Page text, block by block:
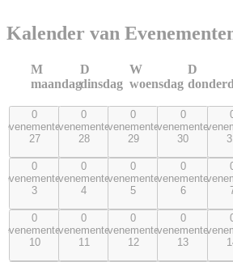
Kalender van
M
maandag
D
dinsdag
W
woensdag
D
0
evenementen
27
evenementen,
0
evenementen
28
evenementen,
0
evenementen
29
evenementen,
0
evenementen
30
evenementen,
0
evenementen
3
evenementen,
0
evenementen
4
evenementen,
0
evenementen
5
evenementen,
0
evenementen
6
evenementen,
0
evenementen
10
evenementen,
0
evenementen
11
evenementen,
0
evenementen
12
evenementen,
0
evenementen
13
evenementen,